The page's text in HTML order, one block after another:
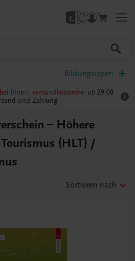
Bildungstypen
Ihnen, versandkostenfrei ab 29,00
und Zahlung
– Höhere
(HLT) /
Sortieren nach